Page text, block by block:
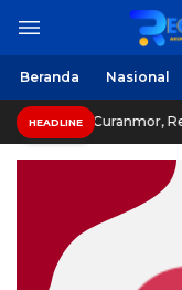
Beranda Nasional
HEADLINE
Ungkap Curanmor,